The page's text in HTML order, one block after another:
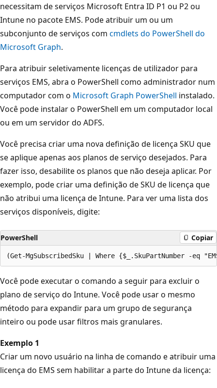
necessitam de serviços Microsoft Entra ID P1 ou P2 ou
Intune no pacote EMS. Pode atribuir um ou um
subconjunto de serviços com cmdlets do PowerShell do
Microsoft Graph.
Para atribuir seletivamente licenças de utilizador para
serviços EMS, abra o PowerShell como administrador num
computador com o Microsoft Graph PowerShell instalado.
Você pode instalar o PowerShell em um computador local
ou em um servidor do ADFS.
Você precisa criar uma nova definição de licença SKU que
se aplique apenas aos planos de serviço desejados. Para
fazer isso, desabilite os planos que não deseja aplicar. Por
exemplo, pode criar uma definição de SKU de licença que
não atribui uma licença de Intune. Para ver uma lista dos
serviços disponíveis, digite:
PowerShell Copiar
Você pode executar o comando a seguir para excluir o
plano de serviço do Intune. Você pode usar o mesmo
método para expandir para um grupo de segurança
inteiro ou pode usar filtros mais granulares.
Exemplo 1
Criar um novo usuário na linha de comando e atribuir uma
licença do EMS sem habilitar a parte do Intune da licença: